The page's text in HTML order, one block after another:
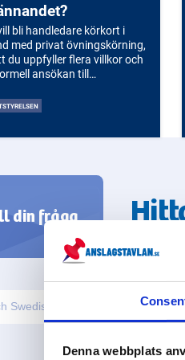
Denna webbplats
bli handledare körkort i
med privat övningskörning,
du uppfyller flera villkor och
ansökan till
innebär ett stort ansvar,
det är du som räknas som
din fråga